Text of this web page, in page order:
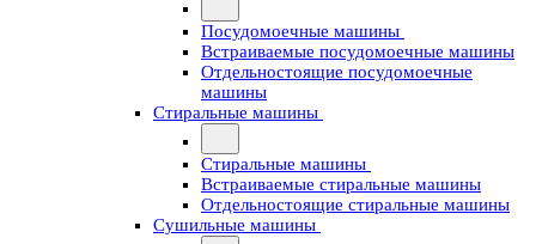
Посудомоечные машины
Встраиваемые посудомоечные машины
Отдельностоящие посудомоечные
машины
Стиральные машины
Стиральные машины
Встраиваемые стиральные машины
Отдельностоящие стиральные машины
Сушильные машины